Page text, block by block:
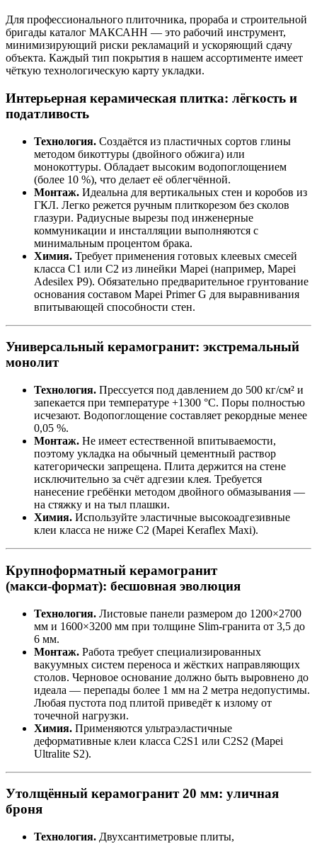
Для профессионального плиточника, прораба и строительной
бригады каталог МАКСАНН — это рабочий инструмент,
минимизирующий риски рекламаций и ускоряющий сдачу
объекта. Каждый тип покрытия в нашем ассортименте имеет
чёткую технологическую карту укладки.
Интерьерная керамическая плитка: лёгкость и
податливость
Технология. Создаётся из пластичных сортов глины
методом бикоттуры (двойного обжига) или
монокоттуры. Обладает высоким водопоглощением
(более 10 %), что делает её облегчённой.
Монтаж. Идеальна для вертикальных стен и коробов из
ГКЛ. Легко режется ручным плиткорезом без сколов
глазури. Радиусные вырезы под инженерные
коммуникации и инсталляции выполняются с
минимальным процентом брака.
Химия. Требует применения готовых клеевых смесей
класса C1 или C2 из линейки Mapei (например, Mapei
Adesilex P9). Обязательно предварительное грунтование
основания составом Mapei Primer G для выравнивания
впитывающей способности стен.
Универсальный керамогранит: экстремальный
монолит
Технология. Прессуется под давлением до 500 кг/см² и
запекается при температуре +1300 °C. Поры полностью
исчезают. Водопоглощение составляет рекордные менее
0,05 %.
Монтаж. Не имеет естественной впитываемости,
поэтому укладка на обычный цементный раствор
категорически запрещена. Плита держится на стене
исключительно за счёт адгезии клея. Требуется
нанесение гребёнки методом двойного обмазывания —
на стяжку и на тыл плашки.
Химия. Используйте эластичные высокоадгезивные
клеи класса не ниже C2 (Mapei Keraflex Maxi).
Крупноформатный керамогранит
(макси‑формат): бесшовная эволюция
Технология. Листовые панели размером до 1200×2700
мм и 1600×3200 мм при толщине Slim‑гранита от 3,5 до
6 мм.
Монтаж. Работа требует специализированных
вакуумных систем переноса и жёстких направляющих
столов. Черновое основание должно быть выровнено до
идеала — перепады более 1 мм на 2 метра недопустимы.
Любая пустота под плитой приведёт к излому от
точечной нагрузки.
Химия. Применяются ультраэластичные
деформативные клеи класса C2S1 или C2S2 (Mapei
Ultralite S2).
Утолщённый керамогранит 20 мм: уличная
броня
Технология. Двухсантиметровые плиты,